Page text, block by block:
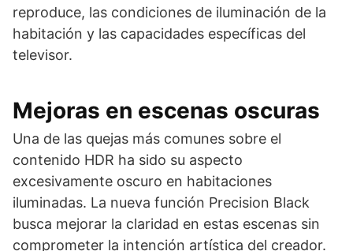
reproduce, las condiciones de iluminación de la
habitación y las capacidades específicas del
televisor.
Mejoras en escenas oscuras
Una de las quejas más comunes sobre el
contenido HDR ha sido su aspecto
excesivamente oscuro en habitaciones
iluminadas. La nueva función Precision Black
busca mejorar la claridad en estas escenas sin
comprometer la intención artística del creador.